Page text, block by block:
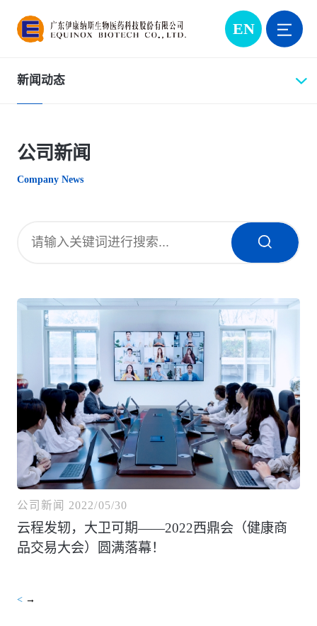
EN
新闻动态
公司新闻
Company News
公司新闻 2022/05/30
云程发轫，大卫可期——2022西鼎会（健康商
品交易大会）圆满落幕！
< →